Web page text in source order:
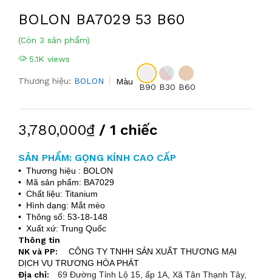
BOLON BA7029 53 B60
(Còn 3 sản phẩm)
5.1K views
Thương hiệu: BOLON Màu
B90 B30 B60
3,780,000₫ / 1 chiếc
SẢN PHẨM: GỌNG KÍNH CAO CẤP
• Thương hiệu : BOLON
• Mã sản phẩm: BA7029
• Chất liệu: Titanium
• Hình dạng: Mắt mèo
• Thông số: 53-18-148
• Xuất xứ: Trung Quốc
Thông tin
NK và PP:
CÔNG TY TNHH SẢN XUẤT THƯƠNG MẠI
DỊCH VỤ TRƯƠNG HÒA PHÁT
Địa chỉ:
69 Đường Tỉnh Lộ 15, ấp 1A, Xã Tân Thạnh Tây,